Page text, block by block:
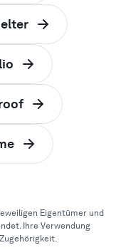
Eigentümer und
Ihre Verwendung